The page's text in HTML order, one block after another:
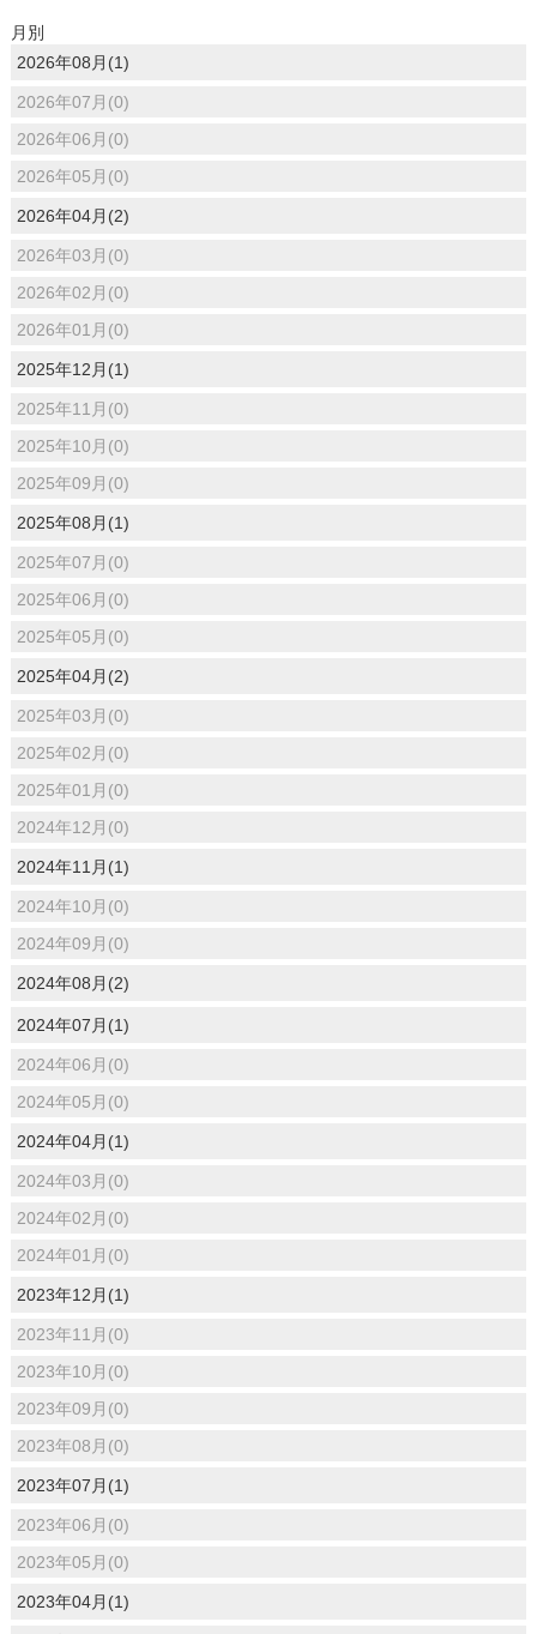
月別
2026年08月(1)
2026年07月(0)
2026年06月(0)
2026年05月(0)
2026年04月(2)
2026年03月(0)
2026年02月(0)
2026年01月(0)
2025年12月(1)
2025年11月(0)
2025年10月(0)
2025年09月(0)
2025年08月(1)
2025年07月(0)
2025年06月(0)
2025年05月(0)
2025年04月(2)
2025年03月(0)
2025年02月(0)
2025年01月(0)
2024年12月(0)
2024年11月(1)
2024年10月(0)
2024年09月(0)
2024年08月(2)
2024年07月(1)
2024年06月(0)
2024年05月(0)
2024年04月(1)
2024年03月(0)
2024年02月(0)
2024年01月(0)
2023年12月(1)
2023年11月(0)
2023年10月(0)
2023年09月(0)
2023年08月(0)
2023年07月(1)
2023年06月(0)
2023年05月(0)
2023年04月(1)